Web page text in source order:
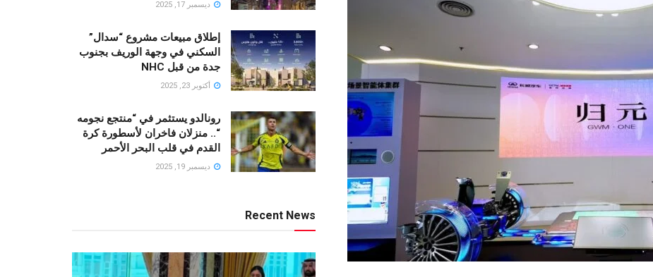
ديسمبر 17, 2025
إطلاق مبيعات مشروع “سدال”
السكني في وجهة الوريف بجنوب
جدة من قبل NHC
أكتوبر 23, 2025
رونالدو يستثمر في “منتجع نجومه
“.. منزلان فاخران لأسطورة كرة
القدم في قلب البحر الأحمر
ديسمبر 19, 2025
Recent News